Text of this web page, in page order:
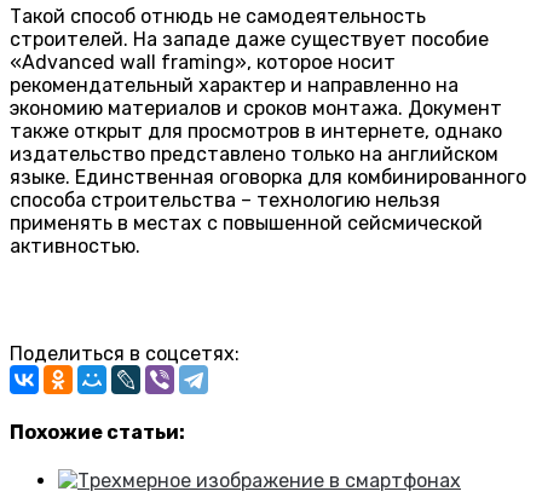
Такой способ отнюдь не самодеятельность
строителей. На западе даже существует пособие
«Advanced wall framing», которое носит
рекомендательный характер и направленно на
экономию материалов и сроков монтажа. Документ
также открыт для просмотров в интернете, однако
издательство представлено только на английском
языке. Единственная оговорка для комбинированного
способа строительства – технологию нельзя
применять в местах с повышенной сейсмической
активностью.
Поделиться в соцсетях:
Похожие статьи: